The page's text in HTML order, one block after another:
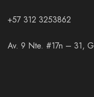
+57 312 3253862
Av. 9 Nte. #17n – 31,